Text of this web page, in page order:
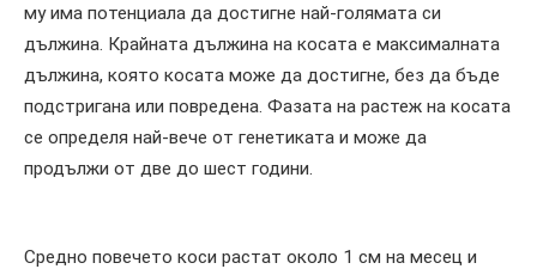
му има потенциала да достигне най-голямата си
дължина. Крайната дължина на косата е максималната
дължина, която косата може да достигне, без да бъде
подстригана или повредена. Фазата на растеж на косата
се определя най-вече от генетиката и може да
продължи от две до шест години.
Средно повечето коси растат около 1 см на месец и